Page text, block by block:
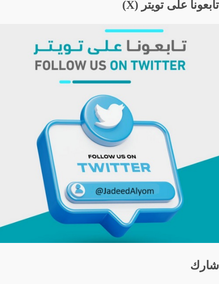
تابعونا على تويتر (X)
شارك